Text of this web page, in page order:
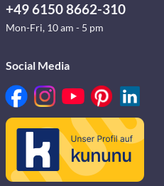
+49 6150 8662-310
Mon-Fri, 10 am - 5 pm
Social Media